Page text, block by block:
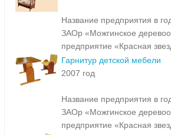
Название предприятия в
ЗАОр «Можгинское
предприятие «Красная
Гарнитур детской мебели
2007 год
Название предприятия в
ЗАОр «Можгинское
предприятие «Красная